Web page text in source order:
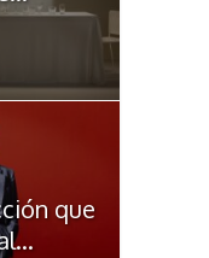
que